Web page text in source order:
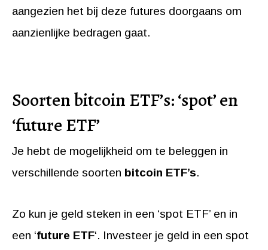
aangezien het bij deze futures doorgaans om
aanzienlijke bedragen gaat.
Soorten bitcoin ETF’s: ‘spot’ en
‘future ETF’
Je hebt de mogelijkheid om te beleggen in
verschillende soorten bitcoin ETF’s.
Zo kun je geld steken in een ‘spot ETF’ en in
een ‘future ETF‘. Investeer je geld in een spot